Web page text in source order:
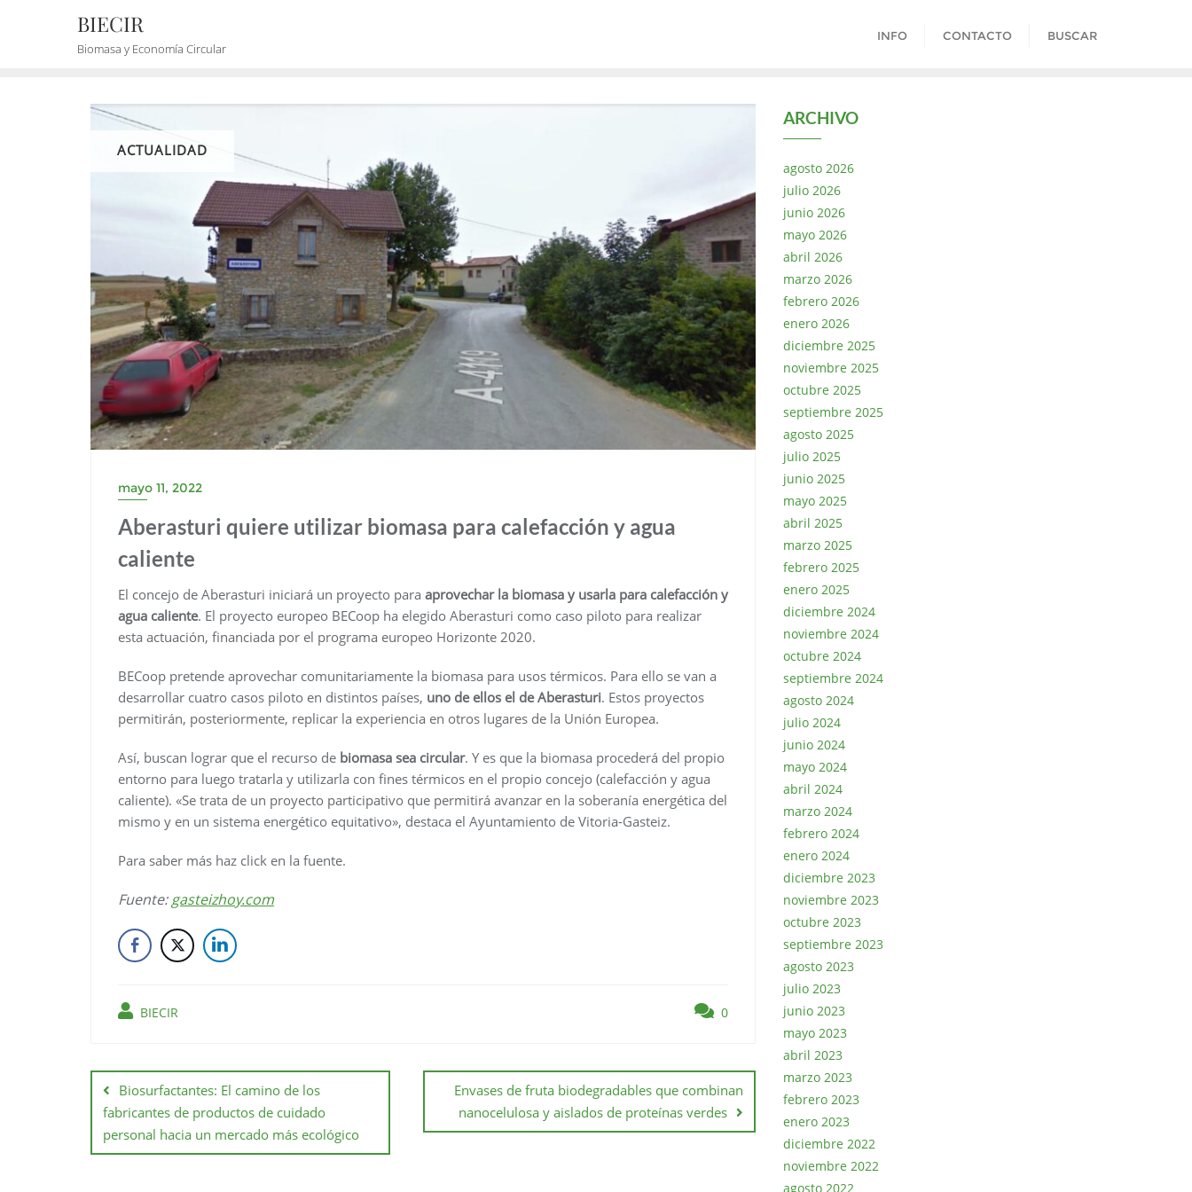
BIECIR
Biomasa y Economía Circular
INFO CONTACTO BUSCAR
ACTUALIDAD
mayo 11, 2022
Aberasturi quiere utilizar biomasa para calefacción y agua
caliente
El concejo de Aberasturi iniciará un proyecto para aprovechar la biomasa y usarla para calefacción y
agua caliente. El proyecto europeo BECoop ha elegido Aberasturi como caso piloto para realizar
esta actuación, financiada por el programa europeo Horizonte 2020.
BECoop pretende aprovechar comunitariamente la biomasa para usos térmicos. Para ello se van a
desarrollar cuatro casos piloto en distintos países, uno de ellos el de Aberasturi. Estos proyectos
permitirán, posteriormente, replicar la experiencia en otros lugares de la Unión Europea.
Así, buscan lograr que el recurso de biomasa sea circular. Y es que la biomasa procederá del propio
entorno para luego tratarla y utilizarla con fines térmicos en el propio concejo (calefacción y agua
caliente). «Se trata de un proyecto participativo que permitirá avanzar en la soberanía energética del
mismo y en un sistema energético equitativo», destaca el Ayuntamiento de Vitoria-Gasteiz.
Para saber más haz click en la fuente.
Fuente:gasteizhoy.com
BIECIR 0
Biosurfactantes: El camino de los
fabricantes de productos de cuidado
personal hacia un mercado más ecológico
Envases de fruta biodegradables que combinan
nanocelulosa y aislados de proteínas verdes
ARCHIVO
agosto 2026
julio 2026
junio 2026
mayo 2026
abril 2026
marzo 2026
febrero 2026
enero 2026
diciembre 2025
noviembre 2025
octubre 2025
septiembre 2025
agosto 2025
julio 2025
junio 2025
mayo 2025
abril 2025
marzo 2025
febrero 2025
enero 2025
diciembre 2024
noviembre 2024
octubre 2024
septiembre 2024
agosto 2024
julio 2024
junio 2024
mayo 2024
abril 2024
marzo 2024
febrero 2024
enero 2024
diciembre 2023
noviembre 2023
octubre 2023
septiembre 2023
agosto 2023
julio 2023
junio 2023
mayo 2023
abril 2023
marzo 2023
febrero 2023
enero 2023
diciembre 2022
noviembre 2022
agosto 2022